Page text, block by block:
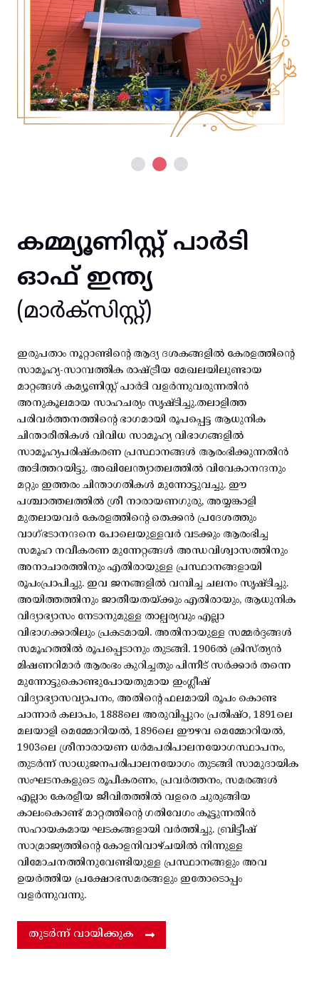
കമ്മ്യൂണിസ്റ്റ് പാർടി
ഓഫ് ഇന്ത്യ
(മാർക്സിസ്റ്റ്)
ഇരുപതാം നൂറ്റാണ്ടിന്റെ ആദ്യ ദശകങ്ങളിൽ കേരളത്തിന്റെ
സാമൂഹ്യ-സാമ്പത്തിക രാഷ്ട്രീയ മേഖലയിലുണ്ടായ
മാറ്റങ്ങൾ കമ്യൂണിസ്റ്റ് പാർടി വളർന്നുവരുന്നതിൻ
അനുകൂലമായ സാഹചര്യം സൃഷ്ടിച്ചു.തലാളിത്ത
പരിവർത്തനത്തിന്റെ ഭാഗമായി രൂപപ്പെട്ട ആധുനിക
ചിന്താരീതികൾ വിവിധ സാമൂഹ്യ വിഭാഗങ്ങളിൽ
സാമൂഹ്യപരിഷ്കരണ പ്രസ്ഥാനങ്ങൾ ആരംഭിക്കുന്നതിൻ
അടിത്തറയിട്ടു. അഖിലേന്ത്യാതലത്തിൽ വിവേകാനന്ദനും
മറ്റും ഇത്തരം ചിന്താഗതികൾ മുന്നോട്ടുവച്ചു. ഈ
പശ്ചാത്തലത്തിൽ ശ്രീ നാരായണഗുരു, അയ്യങ്കാളി
മുതലായവർ കേരളത്തിന്റെ തെക്കൻ പ്രദേശത്തും
വാഗ്ഭടാനന്ദനെ പോലെയുള്ളവർ വടക്കും ആരംഭിച്ച
സമൂഹ നവീകരണ മുന്നേറ്റങ്ങൾ അന്ധവിശ്വാസത്തിനും
അനാചാരത്തിനും എതിരായുള്ള പ്രസ്ഥാനങ്ങളായി
രൂപംപ്രാപിച്ചു. ഇവ ജനങ്ങളിൽ വമ്പിച്ച ചലനം സൃഷ്ടിച്ചു.
അയിത്തത്തിനും ജാതീയതയ്ക്കും എതിരായും, ആധുനിക
വിദ്യാഭ്യാസം നേടാനുമുള്ള താല്പര്യവും എല്ലാ
വിഭാഗക്കാരിലും പ്രകടമായി. അതിനായുള്ള സമ്മർദ്ദങ്ങൾ
സമൂഹത്തിൽ രൂപപ്പെടാനും തുടങ്ങി. 1906ൽ ക്രിസ്ത്യൻ
മിഷണറിമാർ ആരംഭം കുറിച്ചതും പിന്നീട് സർക്കാർ തന്നെ
മുന്നോട്ടുകൊണ്ടുപോയതുമായ ഇംഗ്ലീഷ്
വിദ്യാഭ്യാസവ്യാപനം, അതിന്റെ ഫലമായി രൂപം കൊണ്ട
ചാന്നാർ കലാപം, 1888ലെ അരുവിപ്പുറം പ്രതിഷ്ഠ, 1891ലെ
മലയാളി മെമ്മോറിയൽ, 1896ലെ ഈഴവ മെമ്മോറിയൽ,
1903ലെ ശ്രീനാരായണ ധർമപരിപാലനയോഗസ്ഥാപനം,
തുടർന്ന് സാധുജനപരിപാലനയോഗം തുടങ്ങി സാമുദായിക
സംഘടനകളുടെ രൂപീകരണം, പ്രവർത്തനം, സമരങ്ങൾ
എല്ലാം കേരളീയ ജീവിതത്തിൽ വളരെ ചുരുങ്ങിയ
കാലംകൊണ്ട് മാറ്റത്തിന്റെ ഗതിവേഗം കൂട്ടുന്നതിൻ
സഹായകമായ ഘടകങ്ങളായി വർത്തിച്ചു. ബ്രിട്ടീഷ്
സാമ്രാജ്യത്തിന്റെ കോളനിവാഴ്ചയിൽ നിന്നുള്ള
വിമോചനത്തിനുവേണ്ടിയുള്ള പ്രസ്ഥാനങ്ങളും അവ
ഉയർത്തിയ പ്രക്ഷോഭസമരങ്ങളും ഇതോടൊപ്പം
വളർന്നുവന്നു.
തുടർന്ന് വായിക്കുക